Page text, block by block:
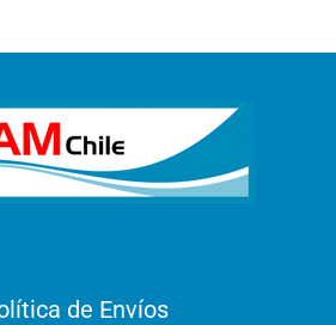
de Envíos